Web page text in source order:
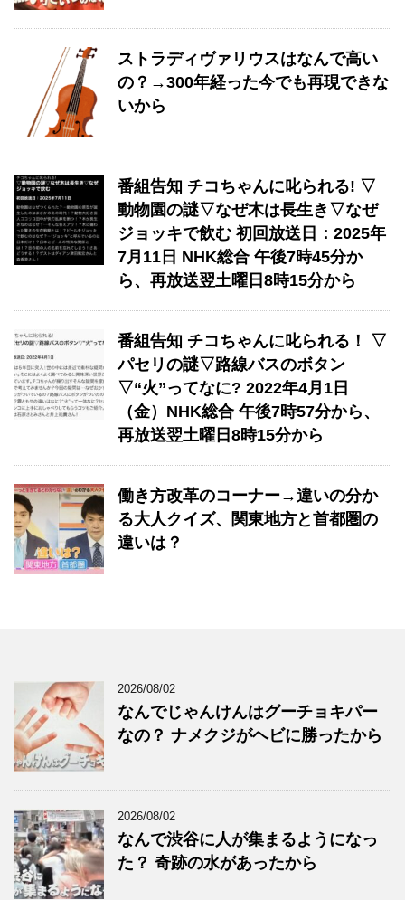
ストラディヴァリウスはなんで高い
の？→300年経った今でも再現できな
いから
番組告知 チコちゃんに叱られる! ▽
動物園の謎▽なぜ木は長生き▽なぜ
ジョッキで飲む 初回放送日：2025年
7月11日 NHK総合 午後7時45分か
ら、再放送翌土曜日8時15分から
番組告知 チコちゃんに叱られる！ ▽
パセリの謎▽路線バスのボタン
▽“火”ってなに? 2022年4月1日
（金）NHK総合 午後7時57分から、
再放送翌土曜日8時15分から
働き方改革のコーナー→違いの分か
る大人クイズ、関東地方と首都圏の
違いは？
2026/08/02
なんでじゃんけんはグーチョキパー
なの？ ナメクジがヘビに勝ったから
2026/08/02
なんで渋谷に人が集まるようになっ
た？ 奇跡の水があったから